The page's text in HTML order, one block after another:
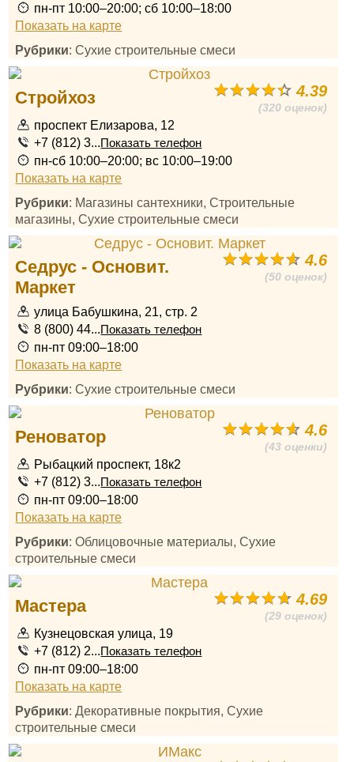
пн-пт 10:00–20:00; сб 10:00–18:00
Показать на карте
Рубрики: Сухие строительные смеси
4.39
(320 оценок)
Стройхоз
проспект Елизарова, 12
+7 (812) 3...Показать телефон
пн-сб 10:00–20:00; вс 10:00–19:00
Показать на карте
Рубрики: Магазины сантехники, Строительные
магазины, Сухие строительные смеси
4.6
(50 оценок)
Седрус - Основит.
Маркет
улица Бабушкина, 21, стр. 2
8 (800) 44...Показать телефон
пн-пт 09:00–18:00
Показать на карте
Рубрики: Сухие строительные смеси
4.6
(43 оценки)
Реноватор
Рыбацкий проспект, 18к2
+7 (812) 3...Показать телефон
пн-пт 09:00–18:00
Показать на карте
Рубрики: Облицовочные материалы, Сухие
строительные смеси
4.69
(29 оценок)
Мастера
Кузнецовская улица, 19
+7 (812) 2...Показать телефон
пн-пт 09:00–18:00
Показать на карте
Рубрики: Декоративные покрытия, Сухие
строительные смеси